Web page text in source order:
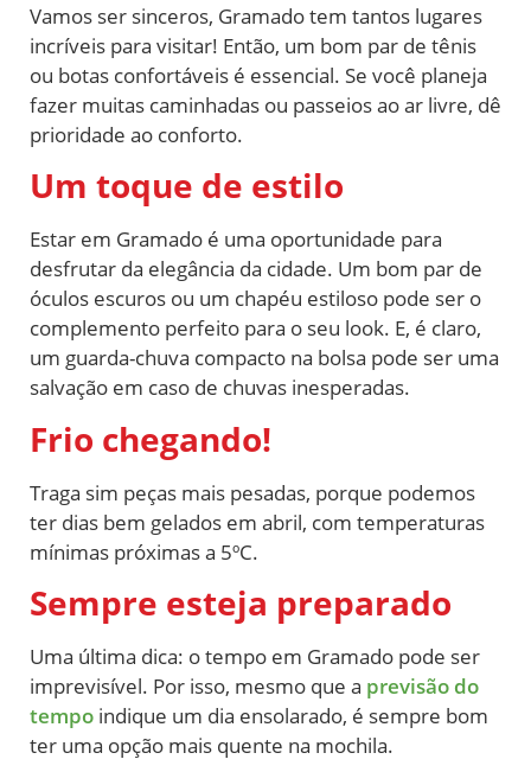
Vamos ser sinceros, Gramado tem tantos lugares
incríveis para visitar! Então, um bom par de tênis
ou botas confortáveis é essencial. Se você planeja
fazer muitas caminhadas ou passeios ao ar livre, dê
prioridade ao conforto.
Um toque de estilo
Estar em Gramado é uma oportunidade para
desfrutar da elegância da cidade. Um bom par de
óculos escuros ou um chapéu estiloso pode ser o
complemento perfeito para o seu look. E, é claro,
um guarda-chuva compacto na bolsa pode ser uma
salvação em caso de chuvas inesperadas.
Frio chegando!
Traga sim peças mais pesadas, porque podemos
ter dias bem gelados em abril, com temperaturas
mínimas próximas a 5ºC.
Sempre esteja preparado
Uma última dica: o tempo em Gramado pode ser
imprevisível. Por isso, mesmo que a previsão do
tempo indique um dia ensolarado, é sempre bom
ter uma opção mais quente na mochila.